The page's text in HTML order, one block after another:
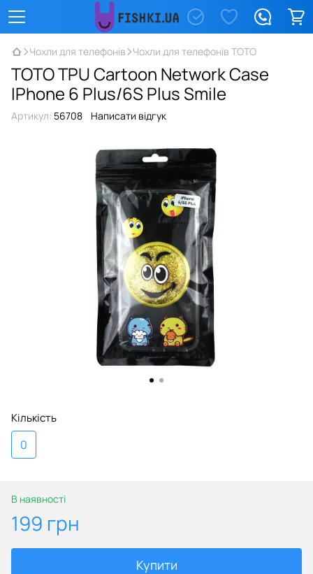
Чохли для телефонів Чохли для телефонів TOTO
TOTO TPU Сartoon Network Case
IPhone 6 Plus/6S Plus Smile
Артикул: 56708 Написати відгук
Кількість
0
В наявності
199 грн
Купити